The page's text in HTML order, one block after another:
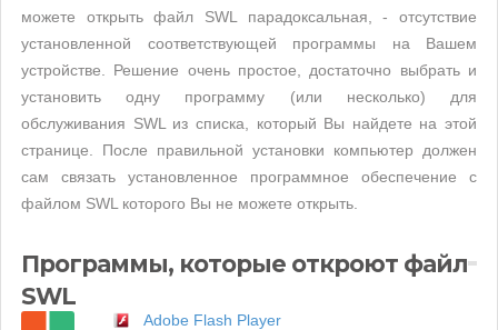
можете открыть файл SWL парадоксальная, - отсутствие
установленной соответствующей программы на Вашем
устройстве. Решение очень простое, достаточно выбрать и
установить одну программу (или несколько) для
обслуживания SWL из списка, который Вы найдете на этой
странице. После правильной установки компьютер должен
сам связать установленное программное обеспечение с
файлом SWL которого Вы не можете открыть.
Программы, которые откроют файл
SWL
Adobe Flash Player